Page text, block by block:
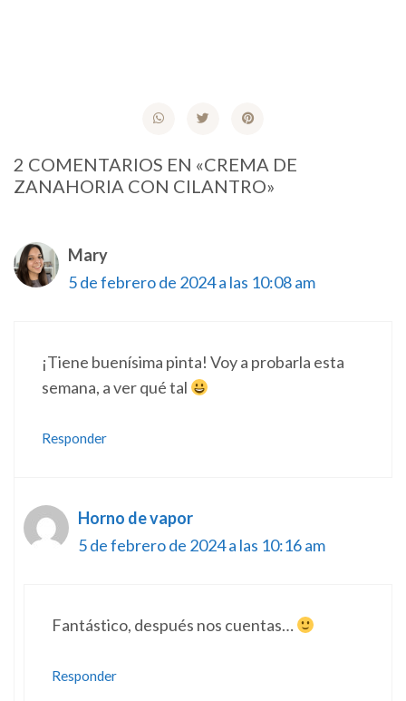
2 COMENTARIOS EN «CREMA DE
ZANAHORIA CON CILANTRO»
Mary
5 de febrero de 2024 a las 10:08 am
¡Tiene buenísima pinta! Voy a probarla esta
semana, a ver qué tal
Responder
Horno de vapor
5 de febrero de 2024 a las 10:16 am
Fantástico, después nos cuentas…
Responder